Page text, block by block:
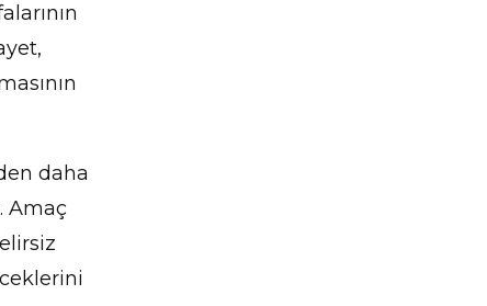
daha
Amaç